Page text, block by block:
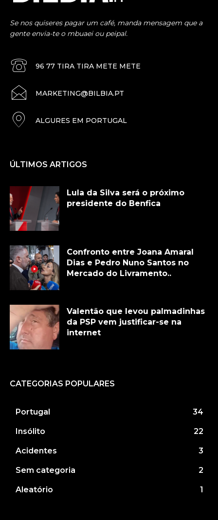
Se nos quiseres pagar um café, manda mensagem que a
gente envia-te o mbuaei ou peipal.
96 77 TIRA TIRA METE METE
MARKETING@BILBIA.PT
ALGURES EM PORTUGAL
ÚLTIMOS ARTIGOS
Lula da Silva será o próximo
presidente do Benfica
Confronto entre Joana Amaral
Dias e Pedro Nuno Santos no
Mercado do Livramento..
Valentão que levou palmadinhas
da PSP vem justificar-se na
internet
CATEGORIAS POPULARES
Portugal 34
Insólito 22
Acidentes 3
Sem categoria 2
Aleatório 1